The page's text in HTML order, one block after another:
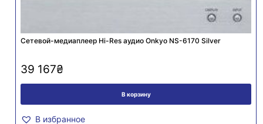
Cетевой-медиаплеер Hi-Res аудио Onkyo NS-6170 Silver
39 167₴
В корзину
В избранное